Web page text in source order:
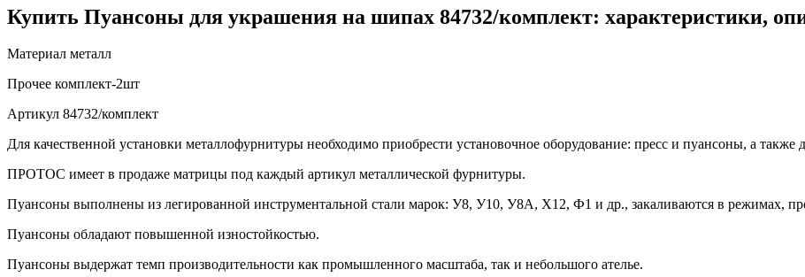
Купить Пуансоны для украшения на шипах 84732/комплект: характеристики,
Материал металл
Прочее комплект-2шт
Артикул 84732/комплект
Для качественной установки металлофурнитуры необходимо приобрести установочное оборудование: пресс и пуансоны, а
ПРОТОС имеет в продаже матрицы под каждый артикул металлической фурнитуры.
Пуансоны выполнены из легированной инструментальной стали марок: У8, У10, У8А, Х12, Ф1 и др., закаливаются в режимах,
Пуансоны обладают повышенной изностойкостью.
Пуансоны выдержат темп производительности как промышленного масштаба, так и небольшого ателье.